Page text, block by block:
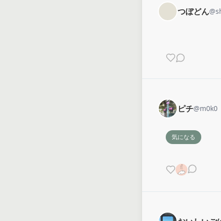
つぼどん@
ピチ@m0k0
気になる